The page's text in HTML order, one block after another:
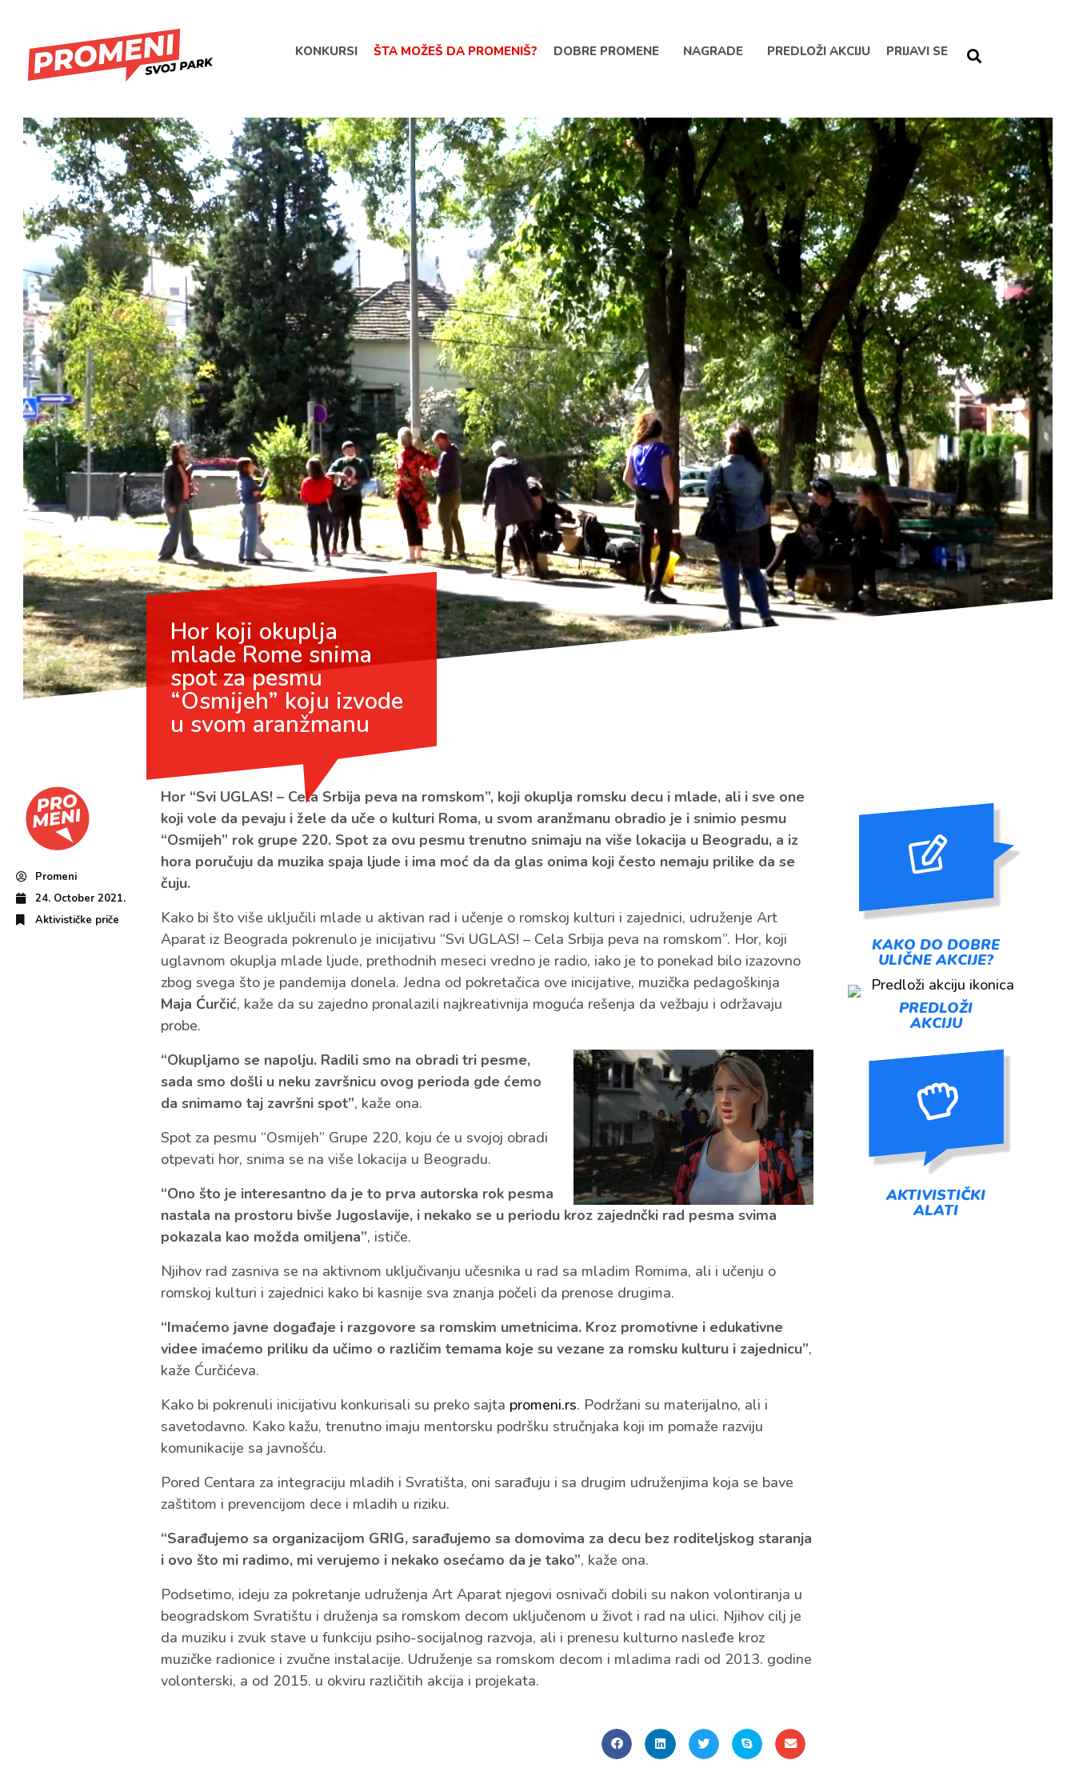
KONKURSI ŠTA MOŽEŠ DA PROMENIŠ? DOBRE PROMENE NAGRADE PREDLOŽI AKCIJU PRIJAVI SE
Hor koji okuplja
mlade Rome snima
spot za pesmu
“Osmijeh” koju izvode
u svom aranžmanu
Promeni
24. October 2021.
Aktivističke priče
Hor “Svi UGLAS! – Cela Srbija peva na romskom”, koji okuplja romsku decu i mlade, ali i sve one
koji vole da pevaju i žele da uče o kulturi Roma, u svom aranžmanu obradio je i snimio pesmu
“Osmijeh” rok grupe 220. Spot za ovu pesmu trenutno snimaju na više lokacija u Beogradu, a iz
hora poručuju da muzika spaja ljude i ima moć da da glas onima koji često nemaju prilike da se
čuju.
Kako bi što više uključili mlade u aktivan rad i učenje o romskoj kulturi i zajednici, udruženje Art
Aparat iz Beograda pokrenulo je inicijativu “Svi UGLAS! – Cela Srbija peva na romskom”. Hor, koji
uglavnom okuplja mlade ljude, prethodnih meseci vredno je radio, iako je to ponekad bilo izazovno
zbog svega što je pandemija donela. Jedna od pokretačica ove inicijative, muzička pedagoškinja
Maja Ćurčić, kaže da su zajedno pronalazili najkreativnija moguća rešenja da vežbaju i održavaju
probe.
“Okupljamo se napolju. Radili smo na obradi tri pesme,
sada smo došli u neku završnicu ovog perioda gde ćemo
da snimamo taj završni spot”, kaže ona.
Spot za pesmu “Osmijeh” Grupe 220, koju će u svojoj obradi
otpevati hor, snima se na više lokacija u Beogradu.
“Ono što je interesantno da je to prva autorska rok pesma
nastala na prostoru bivše Jugoslavije, i nekako se u periodu kroz zajednčki rad pesma svima
pokazala kao možda omiljena”, ističe.
Njihov rad zasniva se na aktivnom uključivanju učesnika u rad sa mladim Romima, ali i učenju o
romskoj kulturi i zajednici kako bi kasnije sva znanja počeli da prenose drugima.
“Imaćemo javne događaje i razgovore sa romskim umetnicima. Kroz promotivne i edukativne
videe imaćemo priliku da učimo o različim temama koje su vezane za romsku kulturu i zajednicu”,
kaže Ćurčićeva.
Kako bi pokrenuli inicijativu konkurisali su preko sajta promeni.rs. Podržani su materijalno, ali i
savetodavno. Kako kažu, trenutno imaju mentorsku podršku stručnjaka koji im pomaže razviju
komunikacije sa javnošću.
Pored Centara za integraciju mladih i Svratišta, oni sarađuju i sa drugim udruženjima koja se bave
zaštitom i prevencijom dece i mladih u riziku.
“Sarađujemo sa organizacijom GRIG, sarađujemo sa domovima za decu bez roditeljskog staranja
i ovo što mi radimo, mi verujemo i nekako osećamo da je tako”, kaže ona.
Podsetimo, ideju za pokretanje udruženja Art Aparat njegovi osnivači dobili su nakon volontiranja u
beogradskom Svratištu i druženja sa romskom decom uključenom u život i rad na ulici. Njihov cilj je
da muziku i zvuk stave u funkciju psiho-socijalnog razvoja, ali i prenesu kulturno nasleđe kroz
muzičke radionice i zvučne instalacije. Udruženje sa romskom decom i mladima radi od 2013. godine
volonterski, a od 2015. u okviru različitih akcija i projekata.
KAKO DO DOBRE
ULIČNE AKCIJE?
PREDLOŽI
AKCIJU
AKTIVISTIČKI
ALATI